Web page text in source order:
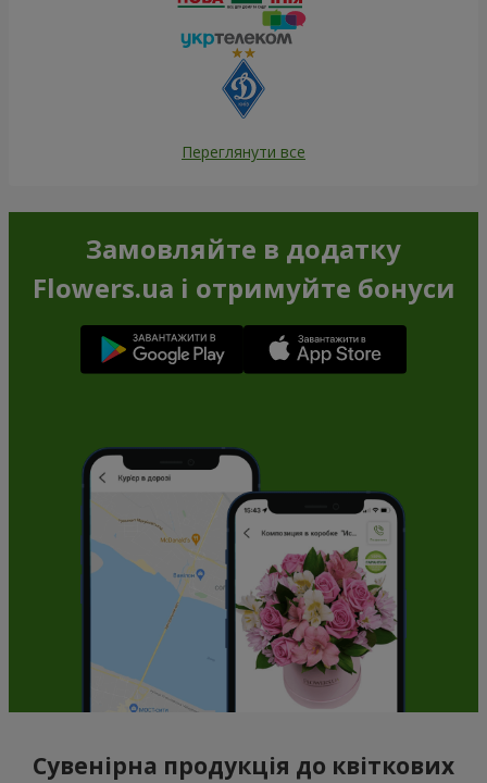
Переглянути все
Замовляйте в додатку
Flowers.ua і отримуйте бонуси
Сувенірна продукція до квіткових